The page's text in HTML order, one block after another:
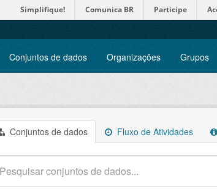
Simplifique! Comunica BR Participe
Conjuntos de dados Organizações Grupos
Conjuntos de dados Fluxo de Atividades